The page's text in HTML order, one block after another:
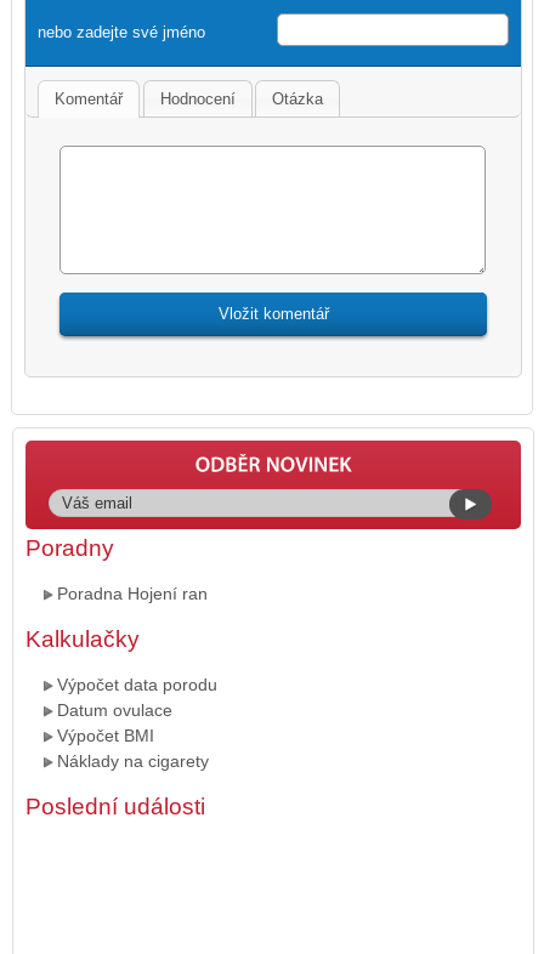
nebo zadejte své jméno
Komentář Hodnocení Otázka
Poradny
Poradna Hojení ran
Kalkulačky
Výpočet data porodu
Datum ovulace
Výpočet BMI
Náklady na cigarety
Poslední události